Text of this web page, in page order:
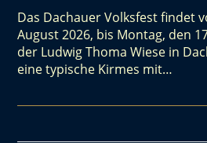
Das Dachauer Volksfest findet
August 2026, bis Montag, den
der Ludwig Thoma Wiese in
eine typische Kirmes mit…